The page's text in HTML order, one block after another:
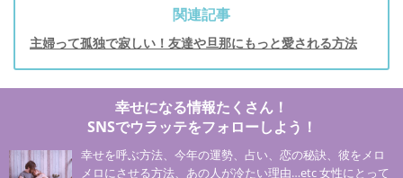
関連記事
主婦って孤独で寂しい！友達や旦那にもっと愛される方法
幸せになる情報たくさん！
SNSでウラッテをフォローしよう！
幸せを呼ぶ方法、今年の運勢、占い、恋の秘訣、彼をメロ
メロにさせる方法、あの人が冷たい理由…etc 女性にとって